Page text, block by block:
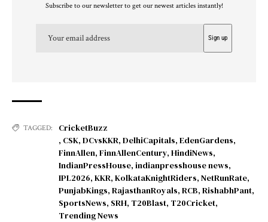
Subscribe to our newsletter to get our newest articles instantly!
TAGGED:
CricketBuzz
, CSK, DCvsKKR, DelhiCapitals, EdenGardens,
FinnAllen, FinnAllenCentury, HindiNews,
IndianPressHouse, indianpresshouse news,
IPL2026, KKR, KolkataKnightRiders, NetRunRate,
PunjabKings, RajasthanRoyals, RCB, RishabhPant,
SportsNews, SRH, T20Blast, T20Cricket,
Trending News